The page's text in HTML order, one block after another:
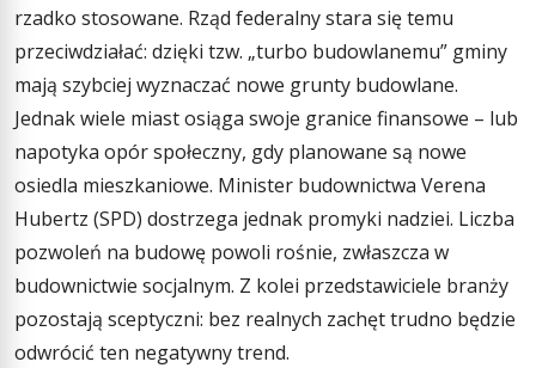
rzadko stosowane. Rząd federalny stara się temu
przeciwdziałać: dzięki tzw. „turbo budowlanemu” gminy
mają szybciej wyznaczać nowe grunty budowlane.
Jednak wiele miast osiąga swoje granice finansowe – lub
napotyka opór społeczny, gdy planowane są nowe
osiedla mieszkaniowe. Minister budownictwa Verena
Hubertz (SPD) dostrzega jednak promyki nadziei. Liczba
pozwoleń na budowę powoli rośnie, zwłaszcza w
budownictwie socjalnym. Z kolei przedstawiciele branży
pozostają sceptyczni: bez realnych zachęt trudno będzie
odwrócić ten negatywny trend.